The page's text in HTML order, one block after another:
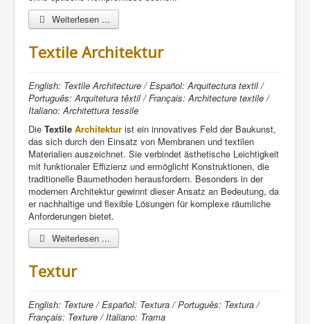
Weiterlesen ...
Textile Architektur
English: Textile Architecture / Español: Arquitectura textil /
Português: Arquitetura têxtil / Français: Architecture textile /
Italiano: Architettura tessile
Die Textile Architektur ist ein innovatives Feld der Baukunst,
das sich durch den Einsatz von Membranen und textilen
Materialien auszeichnet. Sie verbindet ästhetische Leichtigkeit
mit funktionaler Effizienz und ermöglicht Konstruktionen, die
traditionelle Baumethoden herausfordern. Besonders in der
modernen Architektur gewinnt dieser Ansatz an Bedeutung, da
er nachhaltige und flexible Lösungen für komplexe räumliche
Anforderungen bietet.
Weiterlesen ...
Textur
English: Texture / Español: Textura / Português: Textura /
Français: Texture / Italiano: Trama